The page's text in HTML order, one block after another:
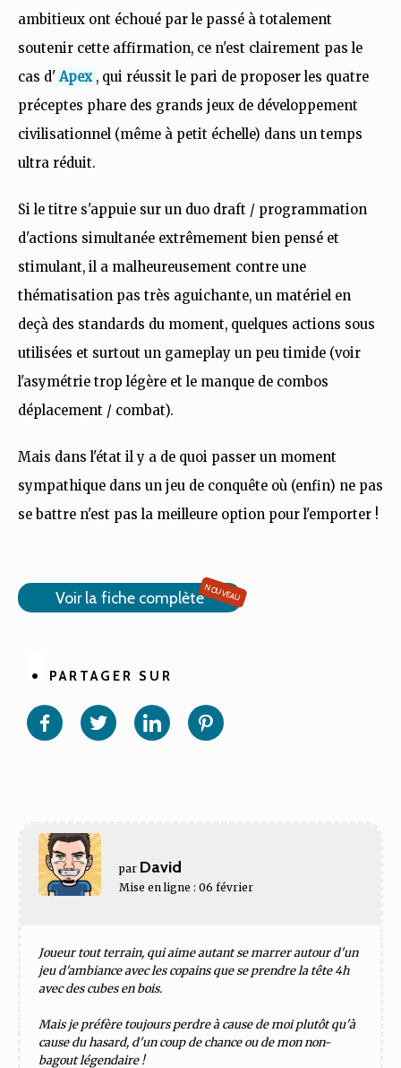
ambitieux ont échoué par le passé à totalement
soutenir cette affirmation, ce n'est clairement pas le
cas d' Apex , qui réussit le pari de proposer les quatre
préceptes phare des grands jeux de développement
civilisationnel (même à petit échelle) dans un temps
ultra réduit.
Si le titre s'appuie sur un duo draft / programmation
d'actions simultanée extrêmement bien pensé et
stimulant, il a malheureusement contre une
thématisation pas très aguichante, un matériel en
deçà des standards du moment, quelques actions sous
utilisées et surtout un gameplay un peu timide (voir
l'asymétrie trop légère et le manque de combos
déplacement / combat).
Mais dans l'état il y a de quoi passer un moment
sympathique dans un jeu de conquête où (enfin) ne pas
se battre n'est pas la meilleure option pour l'emporter !
Voir la fiche complèteNOUVEAU
PARTAGER SUR
Partager
sur
Partager
sur sur
par David
Mise en ligne : 06 février
Joueur tout terrain, qui aime autant se marrer autour d'un
jeu d'ambiance avec les copains que se prendre la tête 4h
avec des cubes en bois.
Mais je préfère toujours perdre à cause de moi plutôt qu'à
cause du hasard, d'un coup de chance ou de mon non-
bagout légendaire !